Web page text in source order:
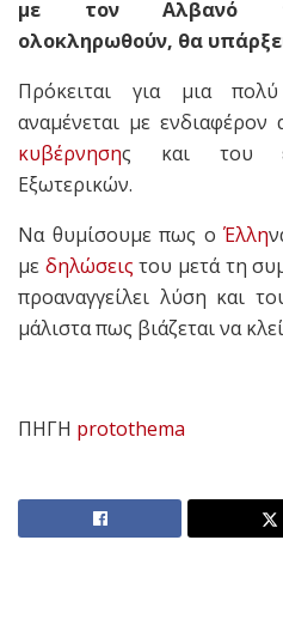
με τον Αλβανό
ολοκληρωθούν, θα
Πρόκειται για μια
αναμένεται με ενδιαφέρον
κυβέρνησης και του
Εξωτερικών.
Να θυμίσουμε πως ο Έλλη
με δηλώσεις του μετά τη
προαναγγείλει λύση και
μάλιστα πως βιάζεται να
ΠΗΓΗ protothema